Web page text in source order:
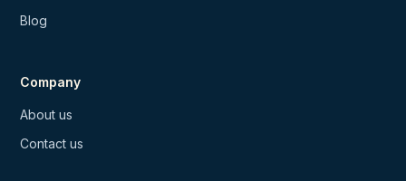
Blog
Company
About us
Contact us